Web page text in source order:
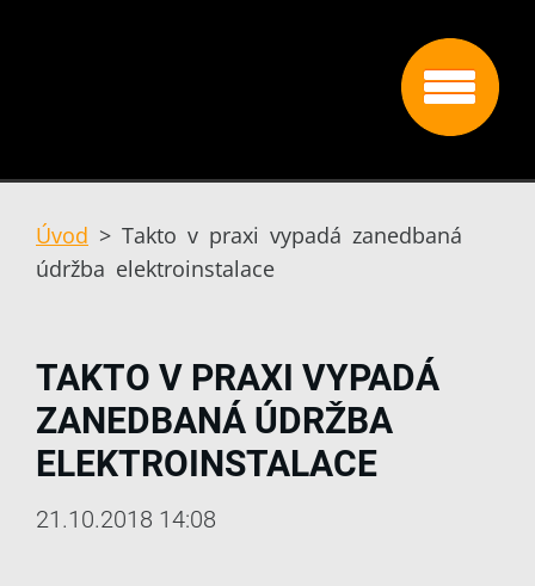
Úvod > Takto v praxi vypadá zanedbaná
údržba elektroinstalace
TAKTO V PRAXI VYPADÁ
ZANEDBANÁ ÚDRŽBA
ELEKTROINSTALACE
21.10.2018 14:08